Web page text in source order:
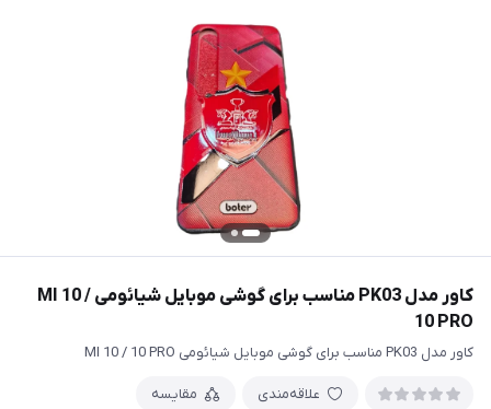
کاور مدل PK03 مناسب برای گوشی موبایل شیائومی MI 10 /
10 PRO
کاور مدل PK03 مناسب برای گوشی موبایل شیائومی MI 10 / 10 PRO
علاقه‌مندی مقایسه